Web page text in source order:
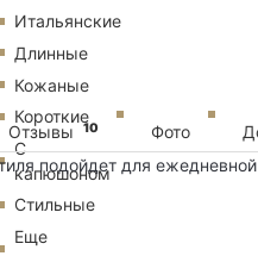
Итальянские
Длинные
Кожаные
Короткие
С
капюшоном
Стильные
Еще
Отзывы 10 Фото
подойдет для